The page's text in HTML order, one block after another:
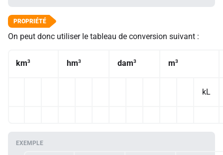
On peut donc utiliser le tableau de conversion suivant :
km3 hm3 dam3 m3
kL